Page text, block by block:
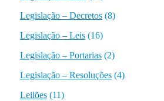
Legislação – Decretos(8)
Legislação – Leis(16)
Legislação – Portarias(2)
Legislação – Resoluções(4)
Leilões(11)